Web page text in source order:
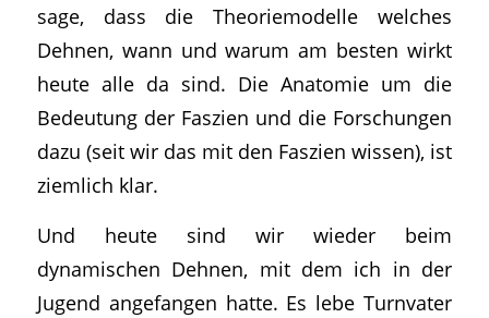
sage, dass die Theoriemodelle welches
Dehnen, wann und warum am besten wirkt
heute alle da sind. Die Anatomie um die
Bedeutung der Faszien und die Forschungen
dazu (seit wir das mit den Faszien wissen), ist
ziemlich klar.
Und heute sind wir wieder beim
dynamischen Dehnen, mit dem ich in der
Jugend angefangen hatte. Es lebe Turnvater